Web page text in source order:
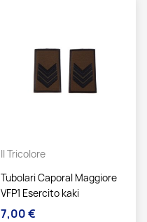
Il Tricolore
Tubolari Caporal Maggiore
VFP1 Esercito kaki
Prezzo
7,00 €